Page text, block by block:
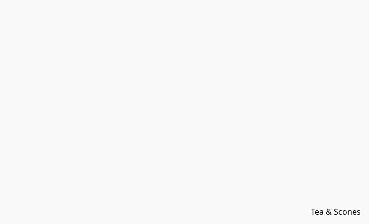
Tea & Scones